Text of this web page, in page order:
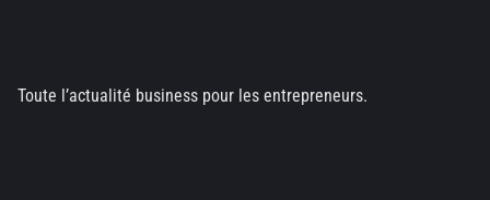
Toute l’actualité business pour les entrepreneurs.